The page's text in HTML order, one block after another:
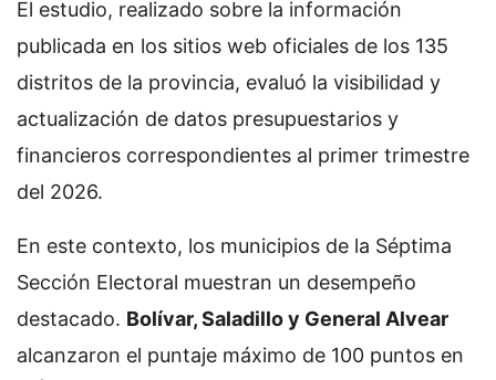
El estudio, realizado sobre la información
publicada en los sitios web oficiales de los 135
distritos de la provincia, evaluó la visibilidad y
actualización de datos presupuestarios y
financieros correspondientes al primer trimestre
del 2026.
En este contexto, los municipios de la Séptima
Sección Electoral muestran un desempeño
destacado. Bolívar, Saladillo y General Alvear
alcanzaron el puntaje máximo de 100 puntos en